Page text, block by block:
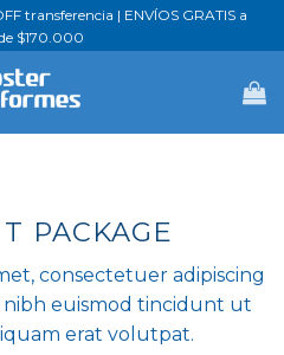
transferencia | ENVÍOS GRATIS a
$170.000
PACKAGE
consectetuer adipiscing
euismod tincidunt ut
erat volutpat.